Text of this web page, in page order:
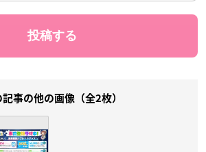
記事の他の画像（全2枚）